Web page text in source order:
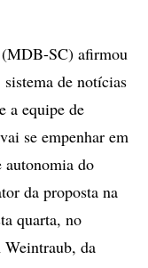
SC) afirmou
de notícias
a equipe de
se empenhar em
autonomia do
da proposta na
quarta, no
da